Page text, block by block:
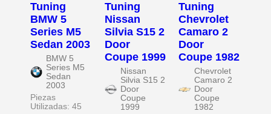
Tuning
BMW 5
Series M5
Sedan 2003
BMW 5
Series M5
Sedan
2003
Piezas
Utilizadas: 45
Tuning
Nissan
Silvia S15 2
Door
Coupe 1999
Nissan
Silvia S15 2
Door
Coupe
1999
Tuning
Chevrolet
Camaro 2
Door
Coupe 1982
Chevrolet
Camaro 2
Door
Coupe
1982